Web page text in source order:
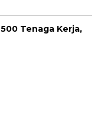
Tenaga Kerja,